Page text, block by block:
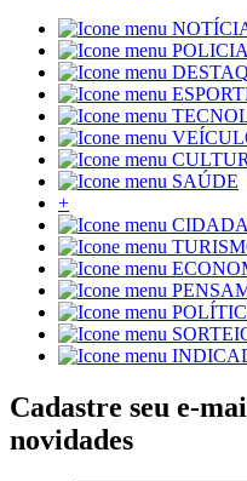
SAÚDE
+
Cadastre seu e-
novidades